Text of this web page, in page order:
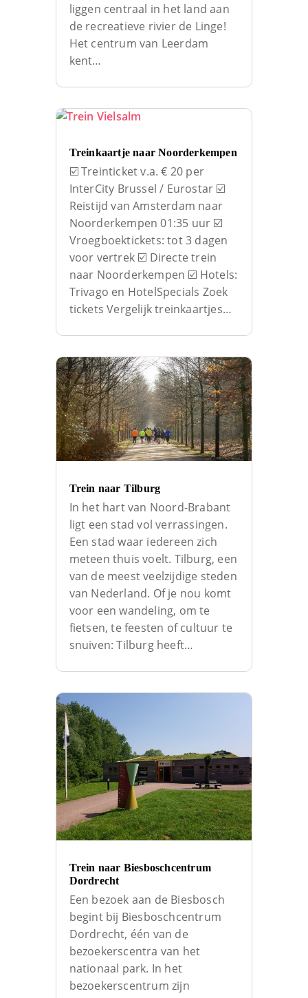
liggen centraal in het land aan
de recreatieve rivier de Linge!
Het centrum van Leerdam
kent…
Treinkaartje naar Noorderkempen
☑️ Treinticket v.a. € 20 per
InterCity Brussel / Eurostar ☑️
Reistijd van Amsterdam naar
Noorderkempen 01:35 uur ☑️
Vroegboektickets: tot 3 dagen
voor vertrek ☑️ Directe trein
naar Noorderkempen ☑️ Hotels:
Trivago en HotelSpecials Zoek
tickets Vergelijk treinkaartjes…
Trein naar Tilburg
In het hart van Noord-Brabant
ligt een stad vol verrassingen.
Een stad waar iedereen zich
meteen thuis voelt. Tilburg, een
van de meest veelzijdige steden
van Nederland. Of je nou komt
voor een wandeling, om te
fietsen, te feesten of cultuur te
snuiven: Tilburg heeft…
Trein naar Biesboschcentrum
Dordrecht
Een bezoek aan de Biesbosch
begint bij Biesboschcentrum
Dordrecht, één van de
bezoekerscentra van het
nationaal park. In het
bezoekerscentrum zijn